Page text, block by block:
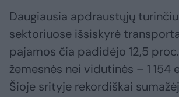
Daugiausia apdraustųjų
sektoriuose išsiskyrė
pajamos čia padidėjo 12,5
žemesnės nei vidutinės – 1 154
Šioje srityje rekordiškai